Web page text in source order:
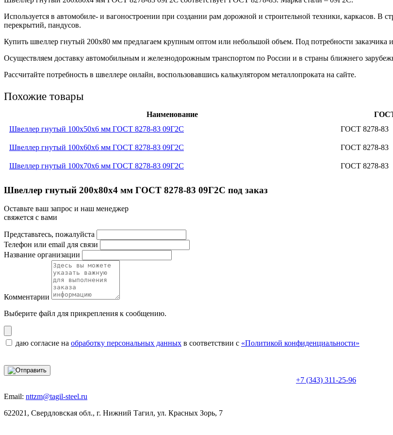
Используется в автомобиле- и вагоностроении при создании рам дорожной и строительной техники, каркасов. В
перекрытий, пандусов.
Купить швеллер гнутый 200х80 мм предлагаем крупным оптом или небольшой объем. Под потребности заказчика
Осуществляем доставку автомобильным и железнодорожным транспортом по России и в страны ближнего
Рассчитайте потребность в швеллере онлайн, воспользовавшись калькулятором металлопроката на сайте.
Похожие товары
Наименование
Швеллер гнутый 100x50x6 мм ГОСТ 8278-83 09Г2С
ГОСТ 8278-83
Швеллер гнутый 100x60x6 мм ГОСТ 8278-83 09Г2С ГОСТ 8278-83
Швеллер гнутый 100x70x6 мм ГОСТ 8278-83 09Г2С ГОСТ 8278-83
Швеллер гнутый 200x80x4 мм ГОСТ 8278-83 09Г2С под заказ
Оставьте ваш запрос и наш менеджер
свяжется с вами
Представьтесь, пожалуйста
Телефон или email для связи
Название организации
Комментарии
Выберите файл для прикрепления к сообщению.
даю согласие на обработку персональных данных в соответствии с «Политикой конфиденциальности»
+7 (343) 311-25-96
Email: nttzm@tagil-steel.ru
622021, Свердловская обл., г. Нижний Тагил, ул. Красных Зорь, 7